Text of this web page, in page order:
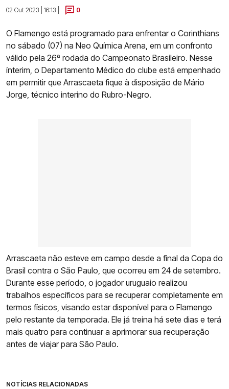
02 Out 2023 | 16:13 | 0
O Flamengo está programado para enfrentar o Corinthians
no sábado (07) na Neo Química Arena, em um confronto
válido pela 26ª rodada do Campeonato Brasileiro. Nesse
ínterim, o Departamento Médico do clube está empenhado
em permitir que Arrascaeta fique à disposição de Mário
Jorge, técnico interino do Rubro-Negro.
Arrascaeta não esteve em campo desde a final da Copa do
Brasil contra o São Paulo, que ocorreu em 24 de setembro.
Durante esse período, o jogador uruguaio realizou
trabalhos específicos para se recuperar completamente em
termos físicos, visando estar disponível para o Flamengo
pelo restante da temporada. Ele já treina há sete dias e terá
mais quatro para continuar a aprimorar sua recuperação
antes de viajar para São Paulo.
NOTÍCIAS RELACIONADAS